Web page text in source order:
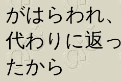
がはらわれ、
代わりに返
たから